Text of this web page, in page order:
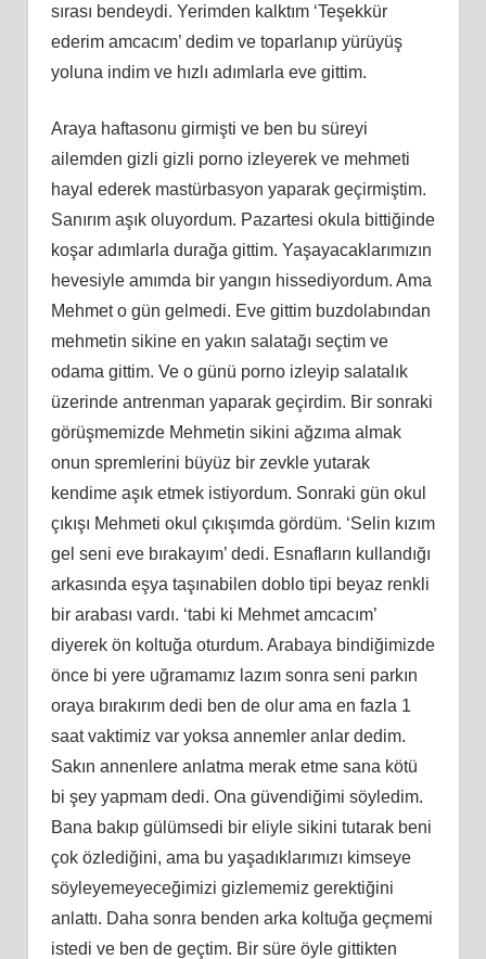
sırası bendeydi. Yerimden kalktım ‘Teşekkür
ederim amcacım’ dedim ve toparlanıp yürüyüş
yoluna indim ve hızlı adımlarla eve gittim.
Araya haftasonu girmişti ve ben bu süreyi
ailemden gizli gizli porno izleyerek ve mehmeti
hayal ederek mastürbasyon yaparak geçirmiştim.
Sanırım aşık oluyordum. Pazartesi okula bittiğinde
koşar adımlarla durağa gittim. Yaşayacaklarımızın
hevesiyle amımda bir yangın hissediyordum. Ama
Mehmet o gün gelmedi. Eve gittim buzdolabından
mehmetin sikine en yakın salatağı seçtim ve
odama gittim. Ve o günü porno izleyip salatalık
üzerinde antrenman yaparak geçirdim. Bir sonraki
görüşmemizde Mehmetin sikini ağzıma almak
onun spremlerini büyüz bir zevkle yutarak
kendime aşık etmek istiyordum. Sonraki gün okul
çıkışı Mehmeti okul çıkışımda gördüm. ‘Selin kızım
gel seni eve bırakayım’ dedi. Esnafların kullandığı
arkasında eşya taşınabilen doblo tipi beyaz renkli
bir arabası vardı. ‘tabi ki Mehmet amcacım’
diyerek ön koltuğa oturdum. Arabaya bindiğimizde
önce bi yere uğramamız lazım sonra seni parkın
oraya bırakırım dedi ben de olur ama en fazla 1
saat vaktimiz var yoksa annemler anlar dedim.
Sakın annenlere anlatma merak etme sana kötü
bi şey yapmam dedi. Ona güvendiğimi söyledim.
Bana bakıp gülümsedi bir eliyle sikini tutarak beni
çok özlediğini, ama bu yaşadıklarımızı kimseye
söyleyemeyeceğimizi gizlememiz gerektiğini
anlattı. Daha sonra benden arka koltuğa geçmemi
istedi ve ben de geçtim. Bir süre öyle gittikten